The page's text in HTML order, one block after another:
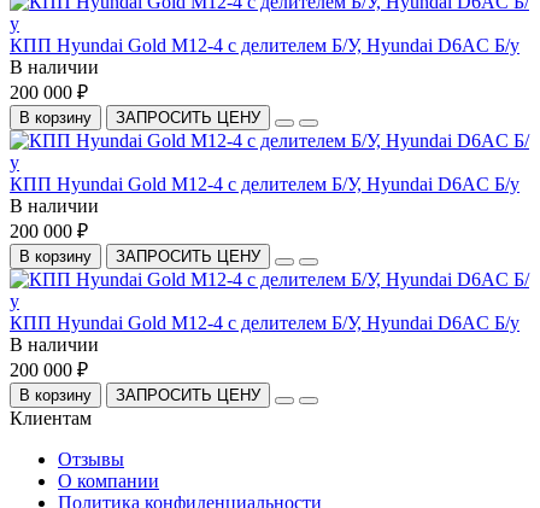
КПП Hyundai Gold M12-4 c делителем Б/У, Hyundai D6AC Б/у
В наличии
200 000 ₽
В корзину ЗАПРОСИТЬ ЦЕНУ
КПП Hyundai Gold M12-4 c делителем Б/У, Hyundai D6AC Б/у
В наличии
200 000 ₽
В корзину ЗАПРОСИТЬ ЦЕНУ
КПП Hyundai Gold M12-4 c делителем Б/У, Hyundai D6AC Б/у
В наличии
200 000 ₽
В корзину ЗАПРОСИТЬ ЦЕНУ
Клиентам
Отзывы
О компании
Политика конфиденциальности